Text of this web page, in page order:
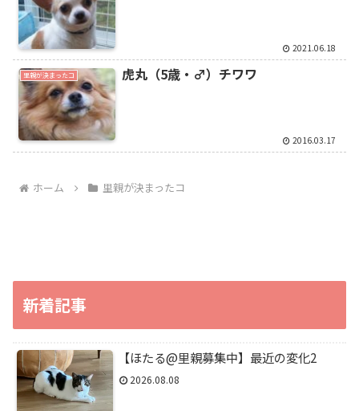
2021.06.18
里親が決まったコ 虎丸（5歳・♂）チワワ
2016.03.17
ホーム 里親が決まったコ
新着記事
【ほたる@里親募集中】最近の変化2
2026.08.08